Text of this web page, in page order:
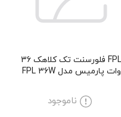
FPL فلورسنت تک کلاهک 36
وات پارمیس مدل FPL 36W
ناموجود